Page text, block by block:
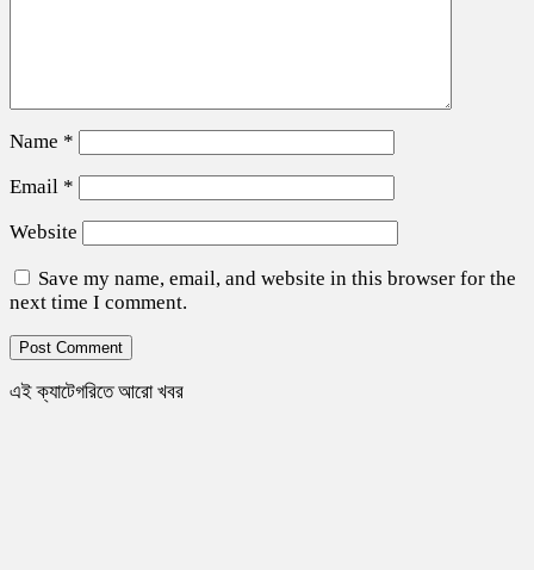
Name *
Email *
Website
Save my name, email, and website in this browser for the
next time I comment.
এই ক্যাটেগরিতে আরো খবর